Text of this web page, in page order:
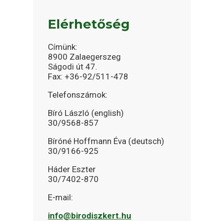
Elérhetőség
Címünk:
8900 Zalaegerszeg
Ságodi út 47.
Fax: +36-92/511-478
Telefonszámok:
Bíró László (english)
30/9568-857
Bíróné Hoffmann Éva (deutsch)
30/9166-925
Háder Eszter
30/7402-870
E-mail:
info@birodiszkert.hu